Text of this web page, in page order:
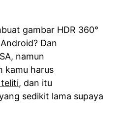
gambar HDR 360°
Dan
namun
kamu harus
teliti, dan itu
sedikit lama supaya